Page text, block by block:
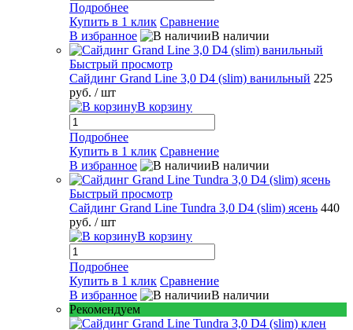
Подробнее
Купить в 1 клик Сравнение
В избранное
В наличии
Быстрый просмотр
Сайдинг Grand Line 3,0 D4 (slim) ванильный 225
руб. / шт
В корзину
Подробнее
Купить в 1 клик Сравнение
В избранное
В наличии
Быстрый просмотр
Сайдинг Grand Line Tundra 3,0 D4 (slim) ясень 440
руб. / шт
В корзину
Подробнее
Купить в 1 клик Сравнение
В избранное
В наличии
Рекомендуем